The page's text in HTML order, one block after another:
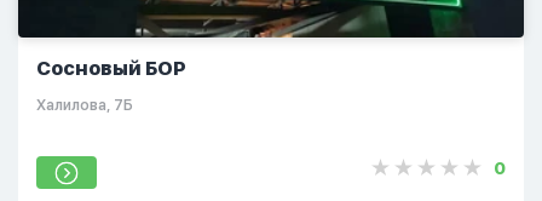
Сосновый БОР
​Халилова, 7Б​
0